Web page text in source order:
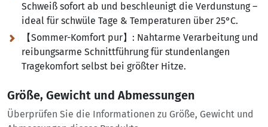
Schweiß sofort ab und beschleunigt die Verdunstung –
ideal für schwüle Tage & Temperaturen über 25°C.
【Sommer-Komfort pur】: Nahtarme Verarbeitung und
reibungsarme Schnittführung für stundenlangen
Tragekomfort selbst bei größter Hitze.
Größe, Gewicht und Abmessungen
Überprüfen Sie die Informationen zu Größe, Gewicht und